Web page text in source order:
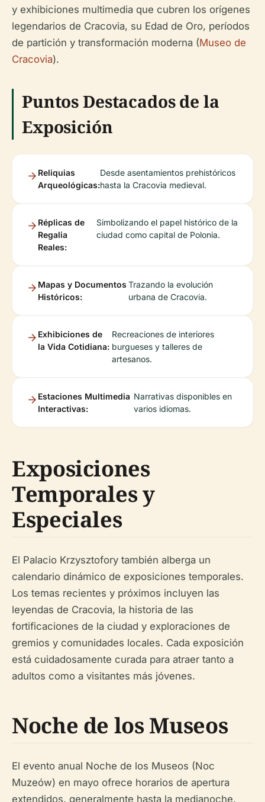
y exhibiciones multimedia que cubren los orígenes
legendarios de Cracovia, su Edad de Oro, períodos
de partición y transformación moderna (Museo de
Cracovia).
Puntos Destacados de la
Exposición
Reliquias
Arqueológicas:
Desde asentamientos prehistóricos
hasta la Cracovia medieval.
Réplicas de
Regalia
Reales:
Simbolizando el papel histórico de la
ciudad como capital de Polonia.
Mapas y Documentos
Históricos:
Trazando la evolución
urbana de Cracovia.
Exhibiciones de
la Vida Cotidiana:
Recreaciones de interiores
burgueses y talleres de
artesanos.
Estaciones Multimedia
Interactivas:
Narrativas disponibles en
varios idiomas.
Exposiciones
Temporales y
Especiales
El Palacio Krzysztofory también alberga un
calendario dinámico de exposiciones temporales.
Los temas recientes y próximos incluyen las
leyendas de Cracovia, la historia de las
fortificaciones de la ciudad y exploraciones de
gremios y comunidades locales. Cada exposición
está cuidadosamente curada para atraer tanto a
adultos como a visitantes más jóvenes.
Noche de los Museos
El evento anual Noche de los Museos (Noc
Muzeów) en mayo ofrece horarios de apertura
extendidos, generalmente hasta la medianoche,